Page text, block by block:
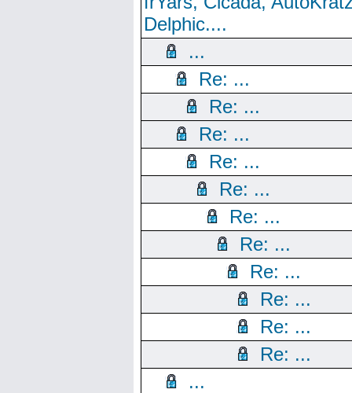
Delphic....
...
Re: ...
Re: ...
Re: ...
Re: ...
Re: ...
Re: ...
Re: ...
Re: ...
Re: ...
Re: ...
Re: ...
...